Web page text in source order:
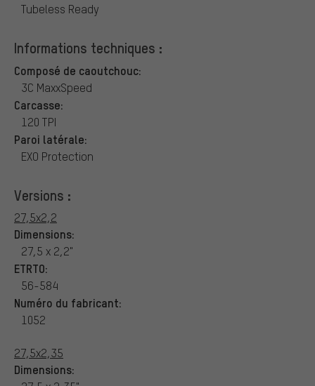
Tubeless Ready
Informations techniques :
Composé de caoutchouc:
3C MaxxSpeed
Carcasse:
120 TPI
Paroi latérale:
EXO Protection
Versions :
27,5x2,2
Dimensions:
27,5 x 2,2"
ETRTO:
56-584
Numéro du fabricant:
1052
27,5x2,35
Dimensions: